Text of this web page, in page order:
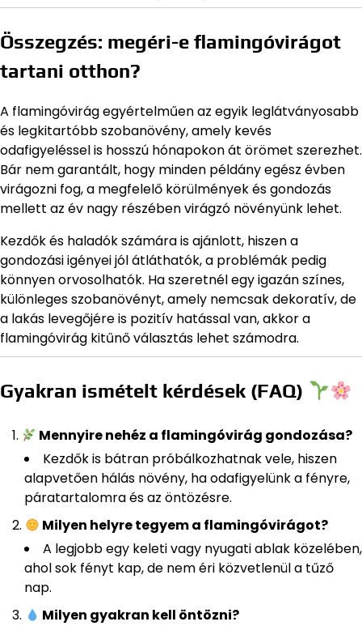
Összegzés: megéri-e flamingóvirágot
tartani otthon?
A flamingóvirág egyértelműen az egyik leglátványosabb
és legkitartóbb szobanövény, amely kevés
odafigyeléssel is hosszú hónapokon át örömet szerezhet.
Bár nem garantált, hogy minden példány egész évben
virágozni fog, a megfelelő körülmények és gondozás
mellett az év nagy részében virágzó növényünk lehet.
Kezdők és haladók számára is ajánlott, hiszen a
gondozási igényei jól átláthatók, a problémák pedig
könnyen orvosolhatók. Ha szeretnél egy igazán színes,
különleges szobanövényt, amely nemcsak dekoratív, de
a lakás levegőjére is pozitív hatással van, akkor a
flamingóvirág kitűnő választás lehet számodra.
Gyakran ismételt kérdések (FAQ)
Mennyire nehéz a flamingóvirág gondozása?
Kezdők is bátran próbálkozhatnak vele, hiszen
alapvetően hálás növény, ha odafigyelünk a fényre,
páratartalomra és az öntözésre.
Milyen helyre tegyem a flamingóvirágot?
A legjobb egy keleti vagy nyugati ablak közelében,
ahol sok fényt kap, de nem éri közvetlenül a tűző
nap.
Milyen gyakran kell öntözni?